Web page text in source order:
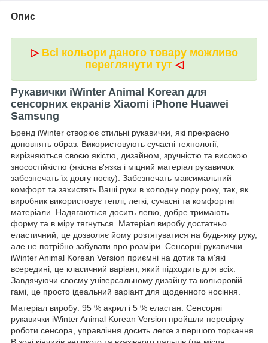
Опис
▷ Всі кольори даного товару можливо
переглянути тут◁
Рукавички iWinter Animal Korean для
сенсорних екранів Xiaomi iPhone Huawei
Samsung
Бренд iWinter створює стильні рукавички, які прекрасно
доповнять образ. Використовують сучасні технології,
вирізняються своєю якістю, дизайном, зручністю та високою
зносостійкістю (якісна в'язка і міцний матеріал рукавичок
забезпечать їх довгу носку). Забезпечать максимальний
комфорт та захистять Ваші руки в холодну пору року, так, як
виробник використовує теплі, легкі, сучасні та комфортні
матеріали. Надягаються досить легко, добре тримають
форму та в міру тягнуться. Матеріал виробу достатньо
еластичний, це дозволяє йому розтягуватися на будь-яку руку,
але не потрібно забувати про розміри. Сенсорні рукавички
iWinter Animal Korean Version приємні на дотик та м'які
всередині, це класичний варіант, який підходить для всіх.
Завдячуючи своєму універсальному дизайну та кольоровій
гамі, це просто ідеальний варіант для щоденного носіння.
Матеріал виробу: 95 % акрил і 5 % еластан. Сенсорні
рукавички iWinter Animal Korean Version пройшли перевірку
роботи сенсора, управління досить легке з першого торкання.